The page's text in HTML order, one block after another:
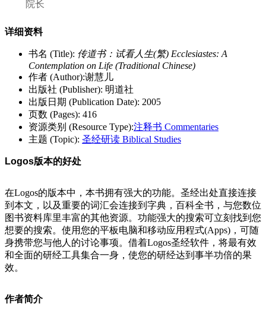
院长
详细资料
书名 (Title): 传道书：试看人生(繁) Ecclesiastes: A
Contemplation on Life (Traditional Chinese)
作者 (Author):谢慧儿
出版社 (Publisher): 明道社
出版日期 (Publication Date): 2005
页数 (Pages): 416
资源类别 (Resource Type):注释书 Commentaries
主题 (Topic): 圣经研读 Biblical Studies
Logos版本的好处
在Logos的版本中，本书拥有强大的功能。圣经出处直接连接
到本文，以及重要的词汇会连接到字典，百科全书，与您数位
图书资料库里丰富的其他资源。功能强大的搜索可立刻找到您
想要的搜索。使用您的平板电脑和移动应用程式(Apps)，可随
身携带您与他人的讨论事项。借着Logos圣经软件，将最有效
和全面的研经工具集合一身，使您的研经达到事半功倍的果
效。
作者简介